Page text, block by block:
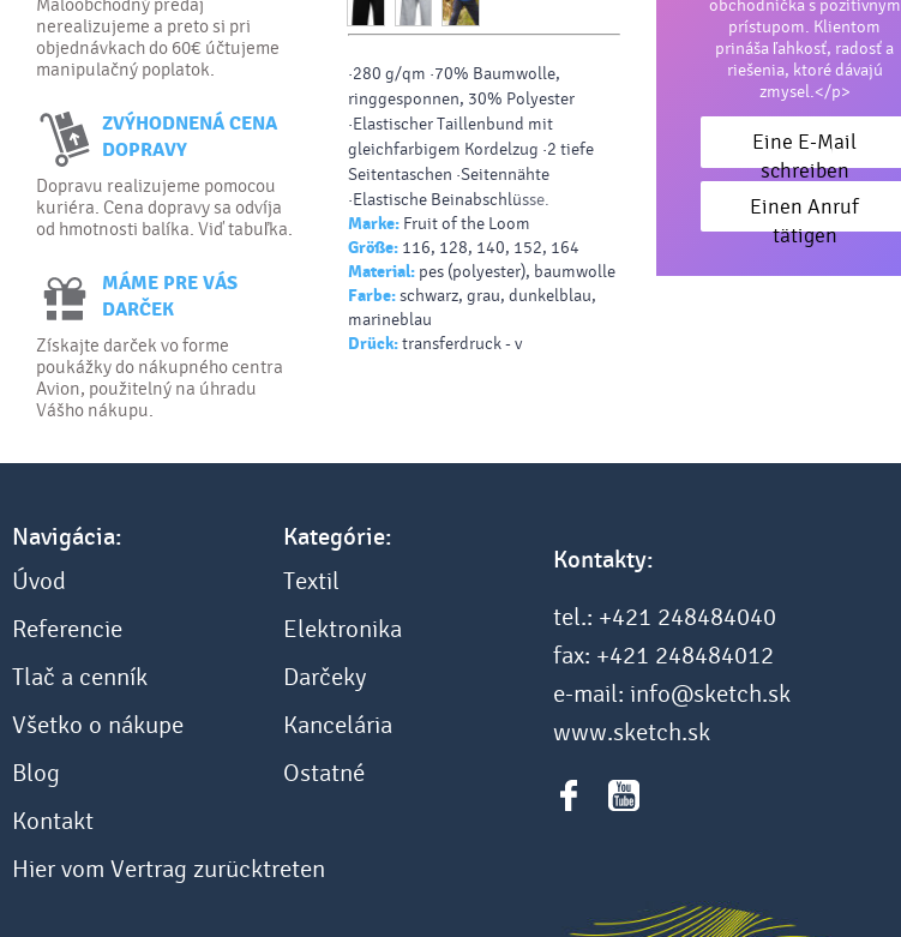
Maloobchodný predaj
nerealizujeme a preto si pri
objednávkach do 60€ účtujeme
manipulačný poplatok.
ZVÝHODNENÁ CENA
DOPRAVY
Dopravu realizujeme pomocou
kuriéra. Cena dopravy sa odvíja
od hmotnosti balíka. Viď tabuľka.
MÁME PRE VÁS
DARČEK
Získajte darček vo forme
poukážky do nákupného centra
Avion, použitelný na úhradu
Vášho nákupu.
·280 g/qm ·70% Baumwolle,
ringgesponnen, 30% Polyester
·Elastischer Taillenbund mit
gleichfarbigem Kordelzug ·2 tiefe
Seitentaschen ·Seitennähte
·Elastische Beinabschlüsse.
Marke: Fruit of the Loom
Größe: 116, 128, 140, 152, 164
Material: pes (polyester), baumwolle
Farbe:schwarz, grau, dunkelblau,
marineblau
Drück:transferdruck - v
obchodníčka s pozitívnym
prístupom. Klientom
prináša ľahkosť, radosť a
riešenia, ktoré dávajú
zmysel.</p>
Eine E-Mail
schreiben
Einen Anruf
tätigen
Navigácia:
Úvod
Referencie
Tlač a cenník
Všetko o nákupe
Blog
Kontakt
Kategórie:
Textil
Elektronika
Darčeky
Kancelária
Ostatné
Kontakty:
tel.: +421 248484040
fax: +421 248484012
e-mail: info@sketch.sk
www.sketch.sk
Hier vom Vertrag zurücktreten